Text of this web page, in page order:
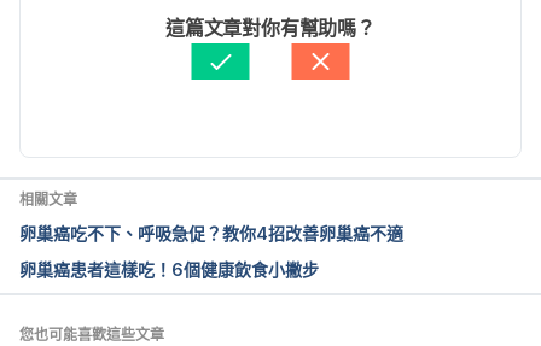
p?category_id=951   Nov 3, 2020.
卵巢癌的分期與治療（財團法人大地之愛癌症基金
卵巢癌早期診斷困難、很快轉移、復發率高 已躍升癌
～國際期刊證實以癌症基因檢測提供卵巢癌個人化防
癌抗癌治療 可延長存活期（奇美醫學中心）.
http://www.chimei.org.tw/ePhotoAlbum/files/843A5
鄭光廷
何懷德醫師
更新
這篇文章對你有幫助嗎？
相關文章
卵巢癌吃不下、呼吸急促？教你4招改善卵巢癌不適
卵巢癌患者這樣吃！6個健康飲食小撇步
您也可能喜歡這些文章